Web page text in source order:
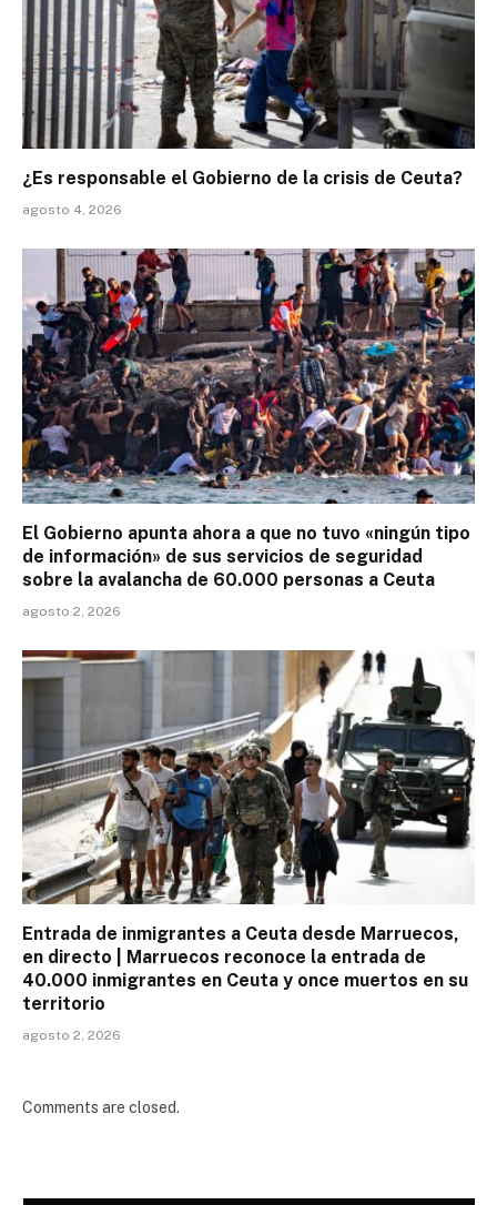
¿Es responsable el Gobierno de la crisis de Ceuta?
agosto 4, 2026
El Gobierno apunta ahora a que no tuvo «ningún tipo
de información» de sus servicios de seguridad
sobre la avalancha de 60.000 personas a Ceuta
agosto 2, 2026
Entrada de inmigrantes a Ceuta desde Marruecos,
en directo | Marruecos reconoce la entrada de
40.000 inmigrantes en Ceuta y once muertos en su
territorio
agosto 2, 2026
Comments are closed.